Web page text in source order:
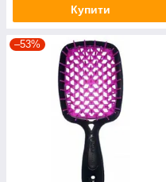
Купити
–53%